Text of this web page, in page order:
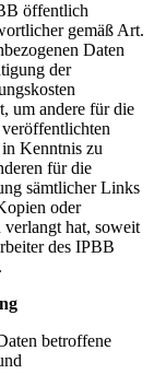
öffentlich
gemäß Art.
Daten
der
um andere für die
in Kenntnis zu
für die
sämtlicher Links
oder
verlangt hat, soweit
des IPBB
betroffene